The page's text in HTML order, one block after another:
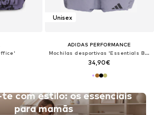
com estilo: os essenciais
para mamãs
Unisex
ADIDAS PERFORMANCE
Mochilas desportivas 'Essentials Back To Campus'
34,90€